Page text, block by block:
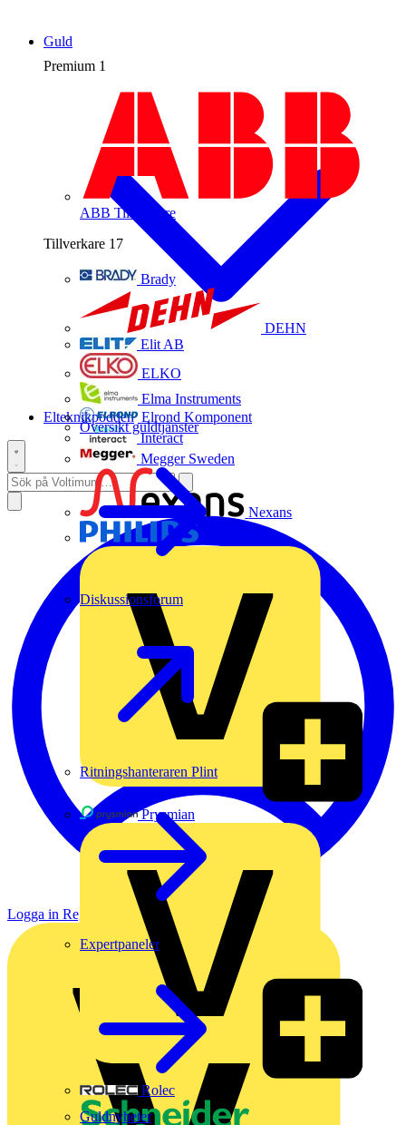
Premium 1
ABB Tillverkare
Tillverkare 17
Brady
DEHN
Elit AB
ELKO
Elma Instruments
Elrond Komponent
Interact
Megger Sweden
Nexans
Prysmian
Rolec
Guld
Översikt guldtjänster
Diskussionsforum
Ritningshanteraren Plint
Expertpaneler
Guldnyheter
Elteknikpodden
Logga in Registrera dig